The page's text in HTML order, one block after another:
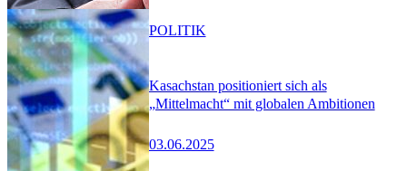
Kasachstan positioniert sich als
„Mittelmacht“ mit globalen Ambitionen
03.06.2025
POLITIK